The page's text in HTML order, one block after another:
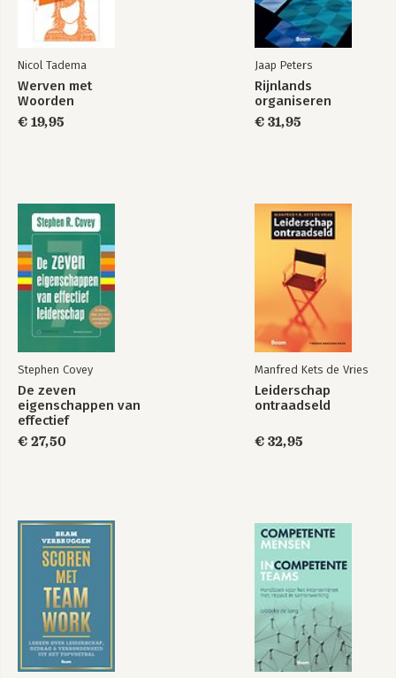
Tot slot 135
Bonus 137
Andere interessante boeken 143
Nicol Tadema
Werven met
Woorden
€ 19,95
Jaap Peters
Rijnlands
organiseren
€ 31,95
Stephen Covey
De zeven
eigenschappen van
effectief
leiderschap
€ 27,50
Manfred Kets de Vries
Leiderschap
ontraadseld
€ 32,95